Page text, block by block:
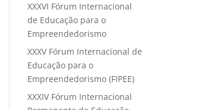
XXXVI Fórum Internacional
de Educação para o
Empreendedorismo
XXXV Fórum Internacional de
Educação para o
Empreendedorismo (FIPEE)
XXXIV Fórum Internacional